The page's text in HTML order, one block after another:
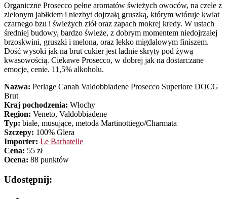
Organiczne Prosecco pełne aromatów świeżych owoców, na czele z
zielonym jabłkiem i niezbyt dojrzałą gruszką, którym wtóruje kwiat
czarnego bzu i świeżych ziół oraz zapach mokrej kredy. W ustach
średniej budowy, bardzo świeże, z dobrym momentem niedojrzałej
brzoskwini, gruszki i melona, oraz lekko migdałowym finiszem.
Dość wysoki jak na brut cukier jest ładnie skryty pod żywą
kwasowością. Ciekawe Prosecco, w dobrej jak na dostarczane
emocje, cenie. 11,5% alkoholu.
Nazwa: Perlage Canah Valdobbiadene Prosecco Superiore DOCG
Brut
Kraj pochodzenia: Włochy
Region: Veneto, Valdobbiadene
Typ: białe, musujące, metoda Martinottiego/Charmata
Szczepy: 100% Glera
Importer: Le Barbatelle
Cena: 55 zł
Ocena: 88 punktów
Udostępnij: